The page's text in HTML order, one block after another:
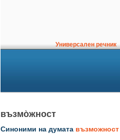
Универсален речник
възмо̀жност
Синоними на думата възможност